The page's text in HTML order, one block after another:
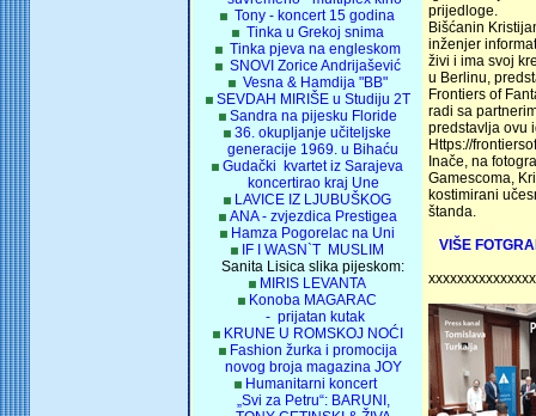
Tony - koncert 15 godina
Tinka u Grekoj snima
Tinka pjeva na engleskom
SNOVI Zorice Andrijašević
Vesna & Hamdija "BB"
SEVDAH MIRIŠE u Studiju 2T
Sandra na pijesku Floride
36. okupljanje učiteljske
generacije 1969. u Bihaću
Gudački kvartet iz Sarajeva
koncertirao kraj Une
LAVICE IZ LJUBUŠKOG
ANA - zvjezdica Prestigea
Hamza Pogorelac na Uni
IF I WASN`T MUSLIM
Sanita Lisica slika pijeskom:
MIRIS LEVANTA
Konoba MAGARAC
- prijatan kutak
KRUNE U ROMSKOJ NOĆI
Fashion žurka i promocija
novog broja magazina JOY
Humanitarni koncert
„Svi za Petru“: BARUNI,
prijedloge.
Bišćanin
inženjer
živi i ima svoj
u Berlinu,
Frontiers of
radi sa
predstavlja ovu
Https://
Inače, na
Gamescoma,
kostimirani
štanda.
VIŠE